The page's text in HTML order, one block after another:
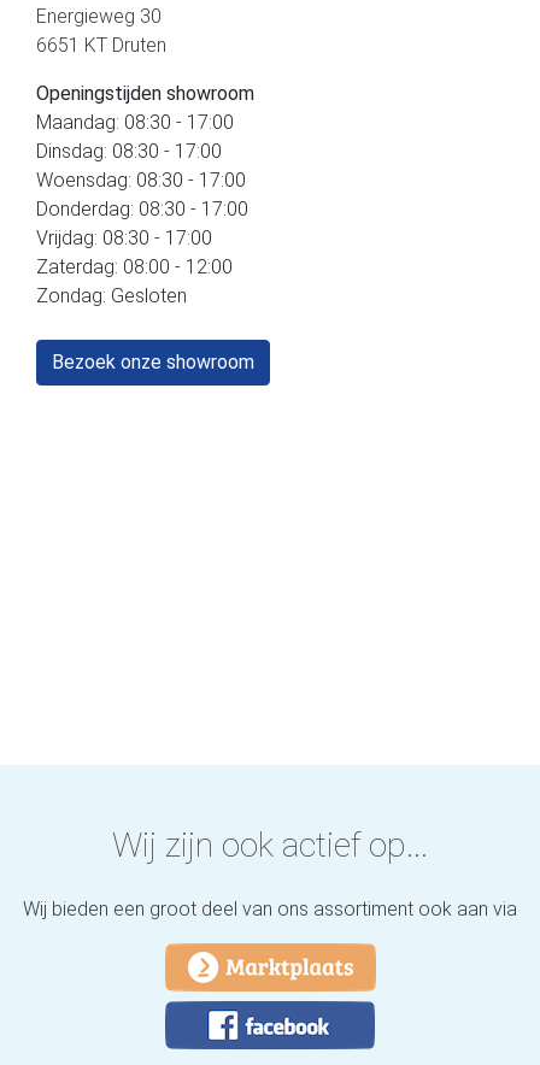
Energieweg 30
6651 KT Druten
Openingstijden showroom
Maandag: 08:30 - 17:00
Dinsdag: 08:30 - 17:00
Woensdag: 08:30 - 17:00
Donderdag: 08:30 - 17:00
Vrijdag: 08:30 - 17:00
Zaterdag: 08:00 - 12:00
Zondag: Gesloten
Bezoek onze showroom
Wij zijn ook actief op...
Wij bieden een groot deel van ons assortiment ook aan via